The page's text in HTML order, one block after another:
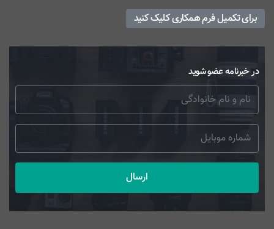
برای تکمیل فرم همکاری کلیک کنید
در خبرنامه عضو شوید
ارسال